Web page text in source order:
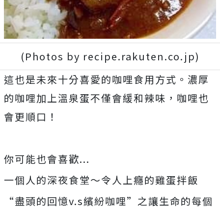
(Photos by recipe.rakuten.co.jp)
這也是未來十分喜愛的咖哩食用方式。濃厚
的咖哩加上溫泉蛋不僅會緩和辣味，咖哩也
會更順口！
你可能也會喜歡...
一個人的深夜食堂～令人上癮的雞蛋拌飯
“盡頭的回憶v.s繽紛咖哩”之讓生命的每個